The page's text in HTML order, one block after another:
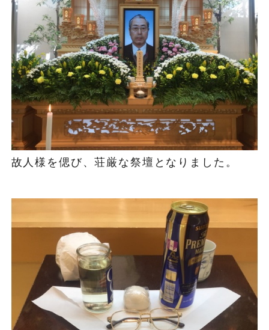
故人様を偲び、荘厳な祭壇となりました。